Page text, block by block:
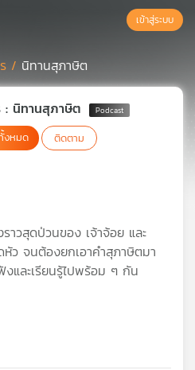
เข้าสู่ระบบ
/ นิทานสุภาษิต
: นิทานสุภาษิต
งหมด ติดตาม
าวสุดป่วนของ เจ้าจ้อย และ
ว จนต้องยกเอาคำสุภาษิตมา
งและเรียนรู้ไปพร้อม ๆ กัน